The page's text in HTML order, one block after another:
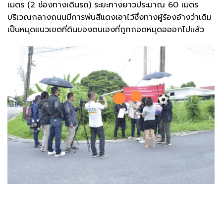
เมตร (2 ช่องทางเดินรถ) ระยะทางยาวประมาณ 60 เมตร
บริเวณกลางถนนมีการพ่นสีแดงเอาไว้ซึ่งทางผู้ร้องอ้างว่าเดิม
เป็นหมุดแนวเขตที่ดินของตนเองที่ถูกถอดหมุดอออกไปแล้ว